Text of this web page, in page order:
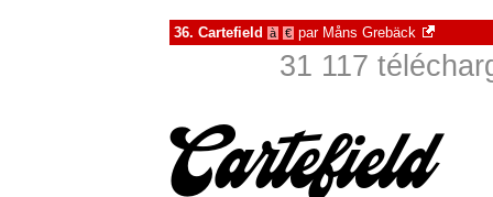
36. Cartefield à € par Måns Grebäck
31 117